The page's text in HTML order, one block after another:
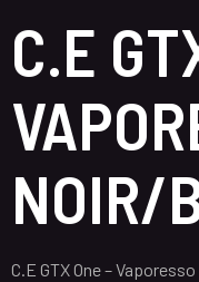
C.E
NOIR/
C.E GTX One –